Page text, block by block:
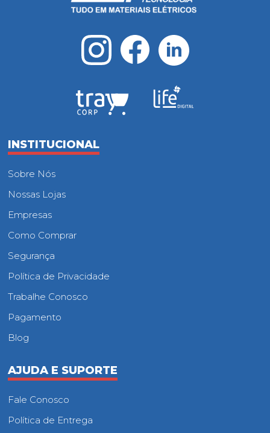
INSTITUCIONAL
Sobre Nós
Nossas Lojas
Empresas
Como Comprar
Segurança
Política de Privacidade
Trabalhe Conosco
Pagamento
Blog
AJUDA E SUPORTE
Fale Conosco
Política de Entrega